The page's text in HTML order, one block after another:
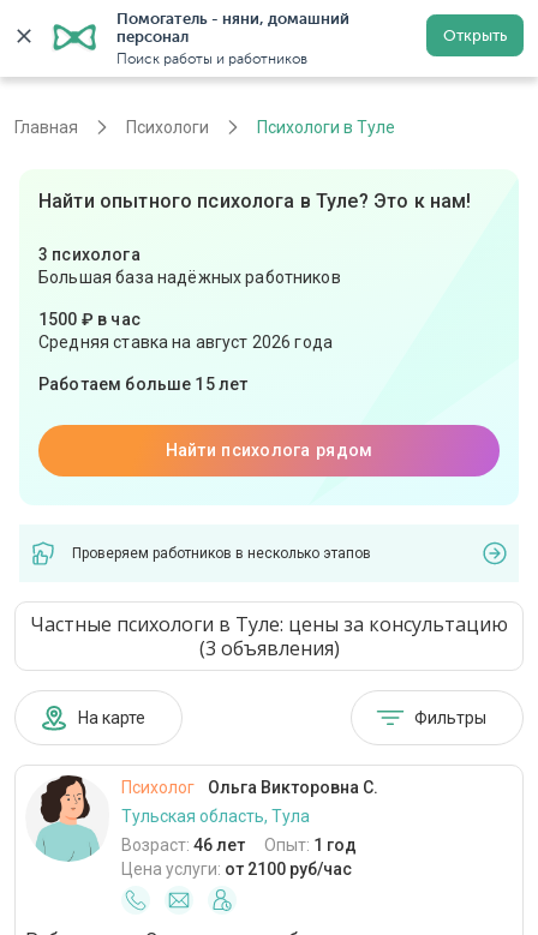
Помогатель - няни, домашний
персонал
Поиск работы и работников
Открыть
Регистрация
Главная Психологи Психологи в Туле
Найти опытного психолога в Туле? Это к нам!
3 психолога
Большая база надёжных работников
1500 ₽ в час
Средняя ставка на август 2026 года
Работаем больше 15 лет
Найти психолога рядом
Проверяем работников в несколько этапов
Частные психологи в Туле: цены за консультацию
(3 объявления)
На карте Фильтры
Психолог
Ольга Викторовна С.
Тульская область, Тула
Возраст: 46 лет Опыт: 1 год
Цена услуги: от 2100 руб/час